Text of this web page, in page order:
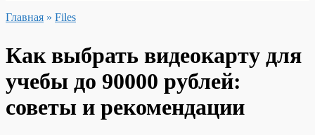
Главная » Files
Как выбрать видеокарту для
учебы до 90000 рублей:
советы и рекомендации